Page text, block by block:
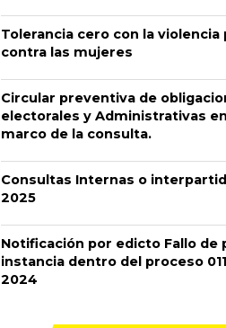
Tolerancia cero con la violencia
contra las mujeres
Circular preventiva de
electorales y Administrativas
marco de la consulta.
Consultas Internas o
2025
Notificación por edicto Fallo de
instancia dentro del proceso
2024